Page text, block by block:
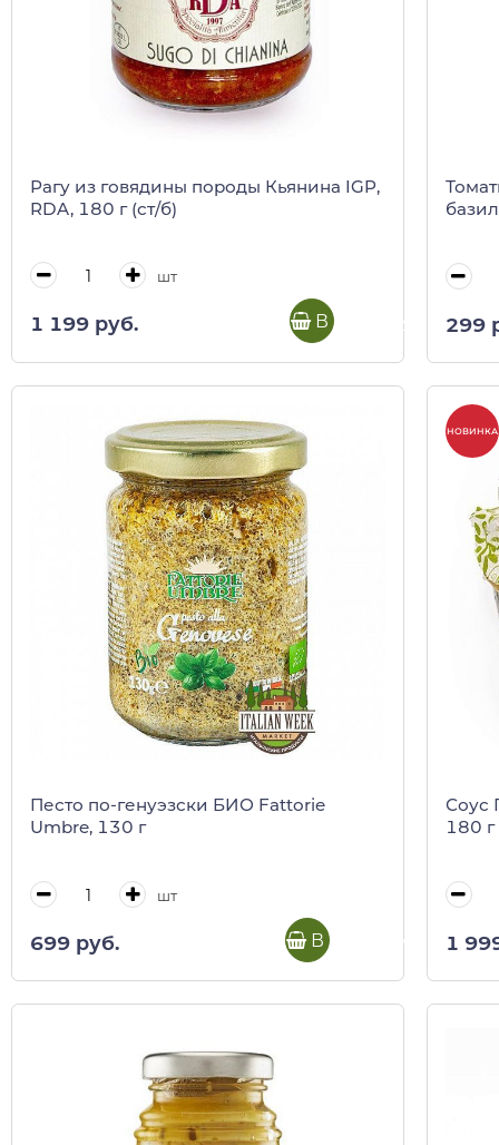
Рагу из говядины породы Кьянина IGP,
RDA, 180 г (ст/б)
шт
1 199 руб. В корзину 299
Песто по-генуэзски БИО Fattorie
Umbre, 130 г
шт
699 руб. В корзину
НОВИНКА
Соус
180 г
1